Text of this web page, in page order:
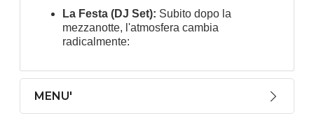
La Festa (DJ Set): Subito dopo la
mezzanotte, l'atmosfera cambia
radicalmente:
MENU'